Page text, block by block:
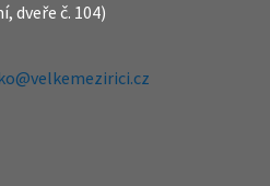
dveře č. 104)